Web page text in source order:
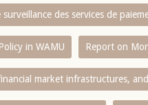
des services de
in WAMU Report on
market infrastructures,